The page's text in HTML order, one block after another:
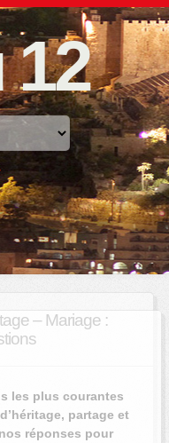
12
– Mariage :
les plus courantes
partage et
réponses pour